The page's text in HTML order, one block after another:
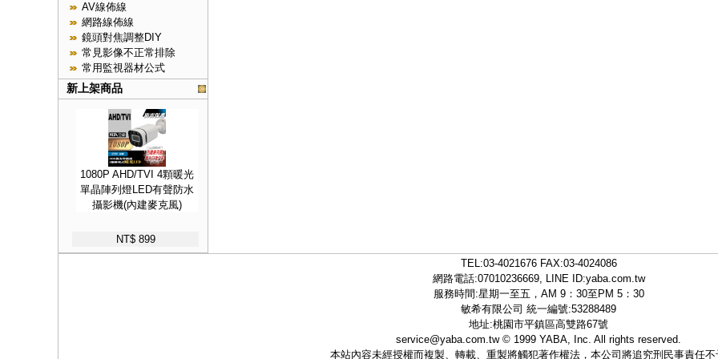
AV線佈線
網路線佈線
鏡頭對焦調整DIY
常見影像不正常排除
常用監視器材公式
新上架商品
1080P AHD/TVI 4顆暖光
單晶陣列燈LED有聲防水
攝影機(內建麥克風)
NT$ 899
TEL:03-4021676FAX:03-4024086
網路電話:07010236669, LINE ID:yaba.com.tw
服務時間:星期一至五，AM 9：30至PM 5：30
敏希有限公司 統一編號:53288489
地址:桃園市平鎮區高雙路67號
service@yaba.com.tw© 1999 YABA, Inc. All rights reserved.
本站內容未經授權而複製、轉載、重製將觸犯著作權法，本公司將追究刑民事責任不